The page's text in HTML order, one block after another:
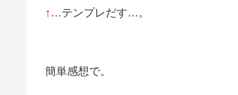
↑ …テンプレだす…。
簡単感想で。